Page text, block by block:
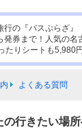
の『バスぷらざ』
券まで！人気の
りシートも5,980
よくある質問
行きたい場